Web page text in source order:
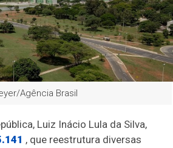
Agência Brasil
Luiz Inácio Lula da Silva,
, que reestrutura diversas